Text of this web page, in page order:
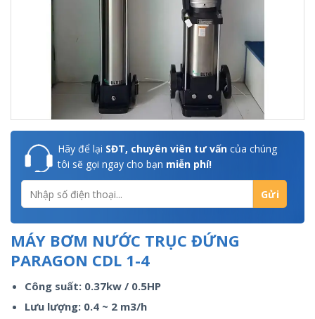
Hãy để lại SĐT, chuyên viên tư vấn của chúng
tôi sẽ gọi ngay cho bạn miễn phí!
MÁY BƠM NƯỚC TRỤC ĐỨNG
PARAGON CDL 1-4
Công suất: 0.37kw / 0.5HP
Lưu lượng: 0.4 ~ 2 m3/h